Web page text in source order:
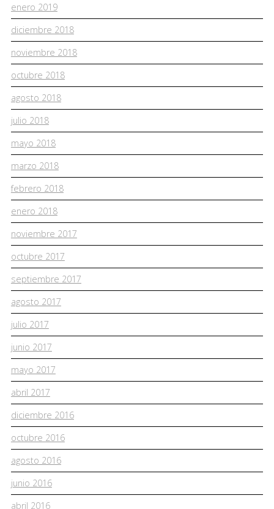
enero 2019
diciembre 2018
noviembre 2018
octubre 2018
agosto 2018
julio 2018
mayo 2018
marzo 2018
febrero 2018
enero 2018
noviembre 2017
octubre 2017
septiembre 2017
agosto 2017
julio 2017
junio 2017
mayo 2017
abril 2017
diciembre 2016
octubre 2016
agosto 2016
junio 2016
abril 2016